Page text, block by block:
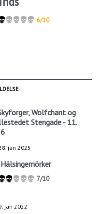
6/10
Wolfchant og
Stengade - 11.
jan 2025
7/10
jan 2022